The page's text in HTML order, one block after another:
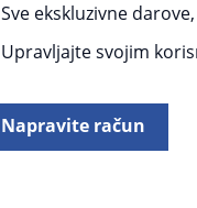
Sve ekskluzivne
Upravljajte svojim
Napravite račun